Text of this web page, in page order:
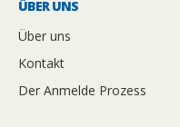
ÜBER UNS
Über uns
Kontakt
Der Anmelde Prozess